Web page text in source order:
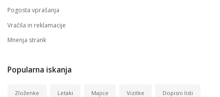
Pogosta vprašanja
Vračila in reklamacije
Mnenja strank
Popularna iskanja
Zloženke Letaki Majice Vizitke Dopisni listi